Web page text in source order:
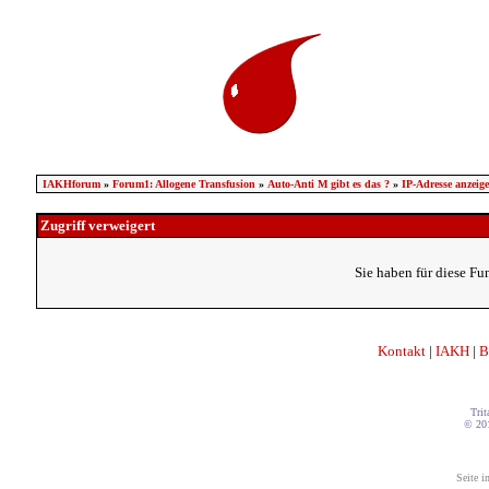
IAKHforum» Forum1: Allogene Transfusion » Auto-Anti M gibt es das ?» IP-Adresse
Zugriff verweigert
Sie haben für diese
Kontakt | IAKH |
©
Seite